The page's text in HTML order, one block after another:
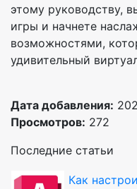
этому руководству,
игры и начнете
возможностями,
удивительный
Дата добавления:
Просмотров: 272
Последние статьи
Как